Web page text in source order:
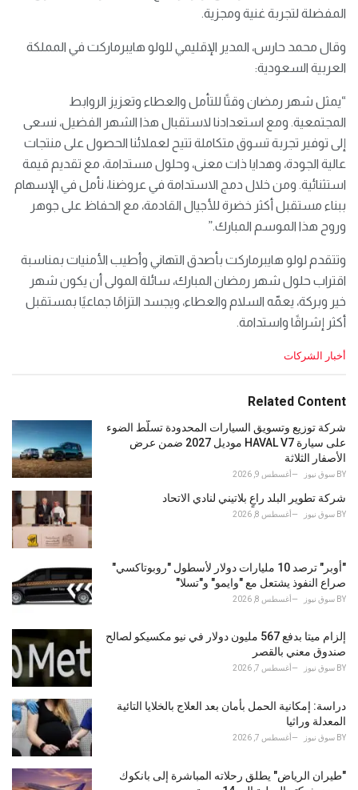
المفضلة لتجربة غنية ومجزية.
وقال محمد حارس، المدير الإقليمي للولو هايبرماركت في المملكة
العربية السعودية:
“يمثل شهر رمضان وقتًا للتأمل والعطاء وتعزيز الروابط
المجتمعية. ومع استعدادنا لاستقبال هذا الشهر الفضيل، نسعى
إلى توفير تجربة تسوق متكاملة تتيح لعملائنا الحصول على منتجات
عالية الجودة، وهدايا ذات معنى، وحلول مستدامة، مع تقديم قيمة
استثنائية. ومن خلال دمج الاستدامة في عروضنا، نأمل في الإسهام
ببناء مستقبل أكثر خضرة للأجيال القادمة، مع الحفاظ على جوهر
وروح هذا الموسم المبارك.”
وتتقدم لولو هايبرماركت بأصدق التهاني وأطيب الأمنيات بمناسبة
اقتراب حلول شهر رمضان المبارك، سائلة المولى أن يكون شهر
خير وبركة، يعمّه السلام والعطاء، ويجسد التزامًا جماعيًا بمستقبل
أكثر إشراقًا واستدامة.
C
e
o
r
i
e
:
أخبار الشركات
Related Content
شركة توزيع وتسويق السيارات المحدودة تسلّط الضوء
على سيارة HAVAL V7 موديل 2027 ضمن عرض
الأصفار الثلاثة
BY سوق نيوز أغسطس 9, 2026
شركة تطوير البلد راعٍ بلاتيني لنادي الاتحاد
BY سوق نيوز أغسطس 8, 2026
"أوبر" ترصد 10 مليارات دولار لأسطول "روبوتاكسي"
صراع النفوذ يشتعل مع "وايمو" و"تسلا"
BY سوق نيوز أغسطس 8, 2026
إلزام ميتا بدفع 567 مليون دولار في نيو مكسيكو لصالح
صندوق معني بالقصر
BY سوق نيوز أغسطس 7, 2026
دراسة: إمكانية الحمل بأمان بعد العلاج بالخلايا التائية
المعدلة وراثيا
BY سوق نيوز أغسطس 7, 2026
"طيران الرياض" يطلق رحلاته المباشرة إلى بانكوك